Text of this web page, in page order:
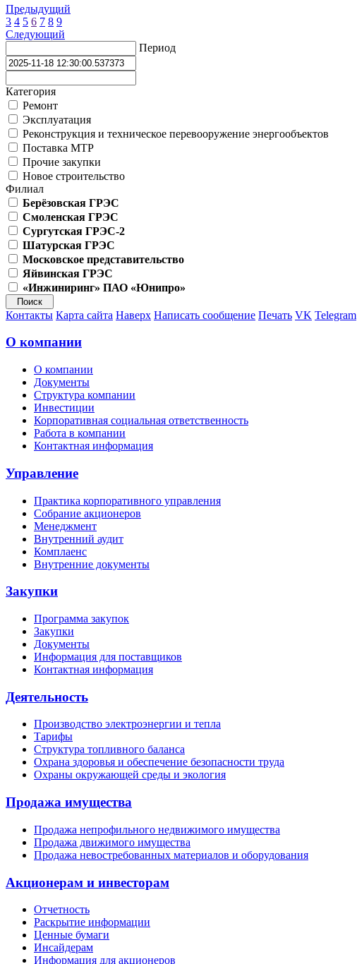
Предыдущий
3 4 5 6 7 8 9
Следующий
Период
Категория
Ремонт
Эксплуатация
Реконструкция и техническое перевооружение энергообъектов
Поставка МТР
Прочие закупки
Новое строительство
Филиал
Берёзовская ГРЭС
Смоленская ГРЭС
Сургутская ГРЭС-2
Шатурская ГРЭС
Московское представительство
Яйвинская ГРЭС
«Инжиниринг» ПАО «Юнипро»
Контакты Карта сайта Наверх Написать сообщение Печать VK Telegram
О компании
О компании
Документы
Структура компании
Инвестиции
Корпоративная социальная ответственность
Работа в компании
Контактная информация
Управление
Практика корпоративного управления
Собрание акционеров
Менеджмент
Внутренний аудит
Комплаенс
Внутренние документы
Закупки
Программа закупок
Закупки
Документы
Информация для поставщиков
Контактная информация
Деятельность
Производство электроэнергии и тепла
Тарифы
Структура топливного баланса
Охрана здоровья и обеспечение безопасности труда
Охраны окружающей среды и экология
Продажа имущества
Продажа непрофильного недвижимого имущества
Продажа движимого имущества
Продажа невостребованных материалов и оборудования
Акционерам и инвесторам
Отчетность
Раскрытие информации
Ценные бумаги
Инсайдерам
Информация для акционеров